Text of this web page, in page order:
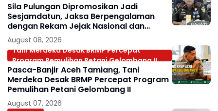
Sila Pulungan Dipromosikan Jadi
Sesjamdatun, Jaksa Berpengalaman
dengan Rekam Jejak Nasional dan
Internasional
August 08, 2026
Tani Merdeka Desak BRMP Percepat
Program Pemulihan Petani Gelombang II
Pasca-Banjir Aceh Tamiang, Tani
Merdeka Desak BRMP Percepat Program
Pemulihan Petani Gelombang II
August 07, 2026